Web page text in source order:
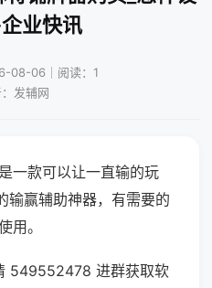
业快讯
08-06｜阅读：1
发辅网
一款可以让一直输的玩
输赢辅助神器，有需要的
用。
549552478 进群获取软